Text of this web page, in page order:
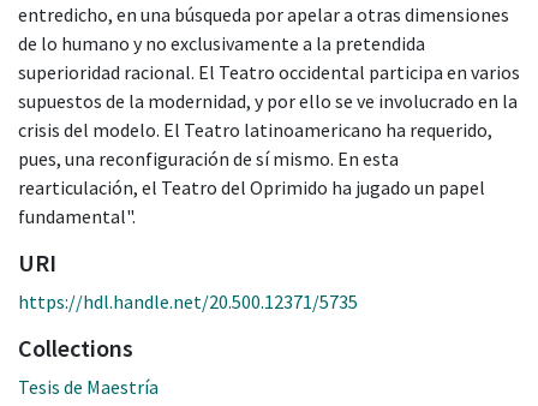
entredicho, en una búsqueda por apelar a otras dimensiones
de lo humano y no exclusivamente a la pretendida
superioridad racional. El Teatro occidental participa en varios
supuestos de la modernidad, y por ello se ve involucrado en la
crisis del modelo. El Teatro latinoamericano ha requerido,
pues, una reconfiguración de sí mismo. En esta
rearticulación, el Teatro del Oprimido ha jugado un papel
fundamental".
URI
https://hdl.handle.net/20.500.12371/5735
Collections
Tesis de Maestría